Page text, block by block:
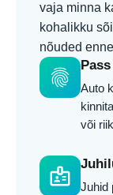
vaja minna
kohalikku
nõuded
fingerprint
Pass
Auto
või
badge
Juhid